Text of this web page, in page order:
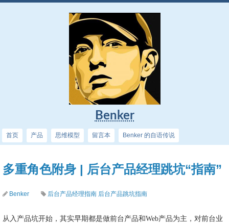
Benker
首页 产品 思维模型 留言本 Benker 的自语传说
多重角色附身 | 后台产品经理跳坑“指南”
Benker 后台产品经理指南 后台产品跳坑指南
从入产品坑开始，其实早期都是做前台产品和Web产品为主，对前台业